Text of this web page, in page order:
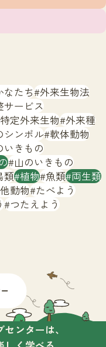
なたち 外来生物法
サービス
特定外来生物 外来種
シンボル 軟体動物
いきもの
山のいきもの
類 植物 魚類 両生類
動物 たべよう
つたえよう
ンターは、